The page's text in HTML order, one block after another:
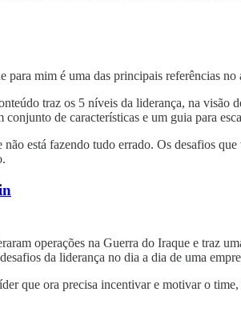
mim é uma das principais referências
traz os 5 níveis da liderança, na
de características e um guia para
está fazendo tudo errado. Os desafios
operações na Guerra do Iraque e traz
da liderança no dia a dia de uma
que ora precisa incentivar e motivar o